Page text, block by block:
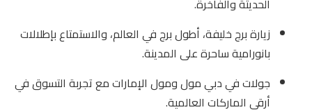
زيارة برج خليفة، أطول برج في العالم، والاستمتاع بإطلالات
بانورامية ساحرة على المدينة.
جولات في دبي مول ومول الإمارات مع تجربة التسوق في
أرقى الماركات العالمية.